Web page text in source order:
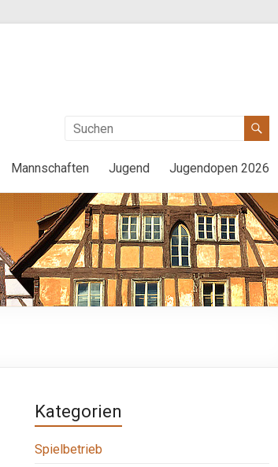
Mannschaften Jugend Jugendopen 2026
Kategorien
Spielbetrieb